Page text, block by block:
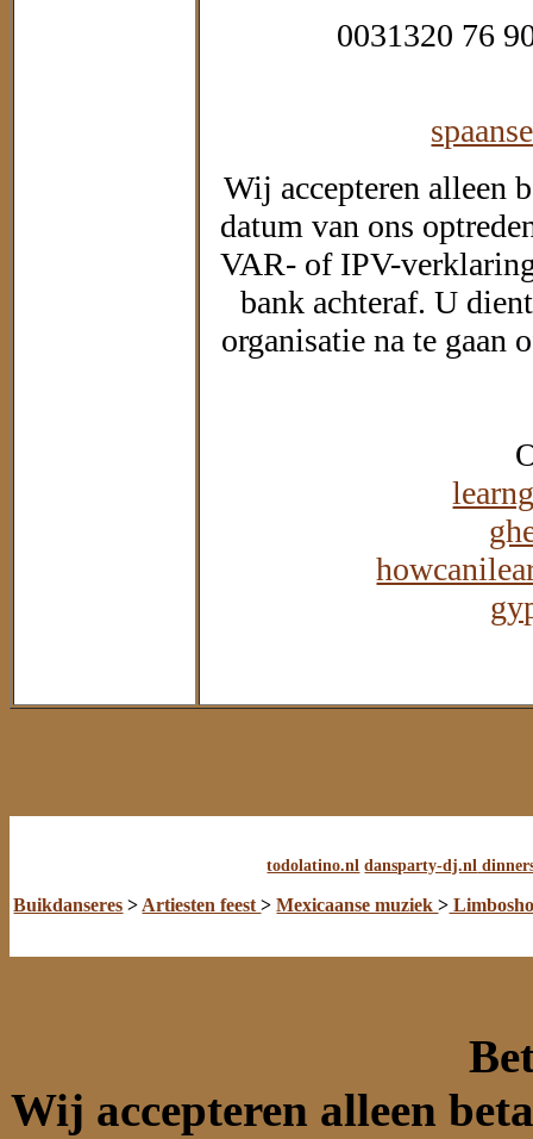
0031320 76
Wij accepteren alleen
datum van ons
VAR- of IPV-
bank achteraf. U
organisatie na te gaan
todolatino.nl dansparty-dj.nl
Buikdanseres > Artiesten feest>Mexicaanse muziek>
Wij accepteren alleen